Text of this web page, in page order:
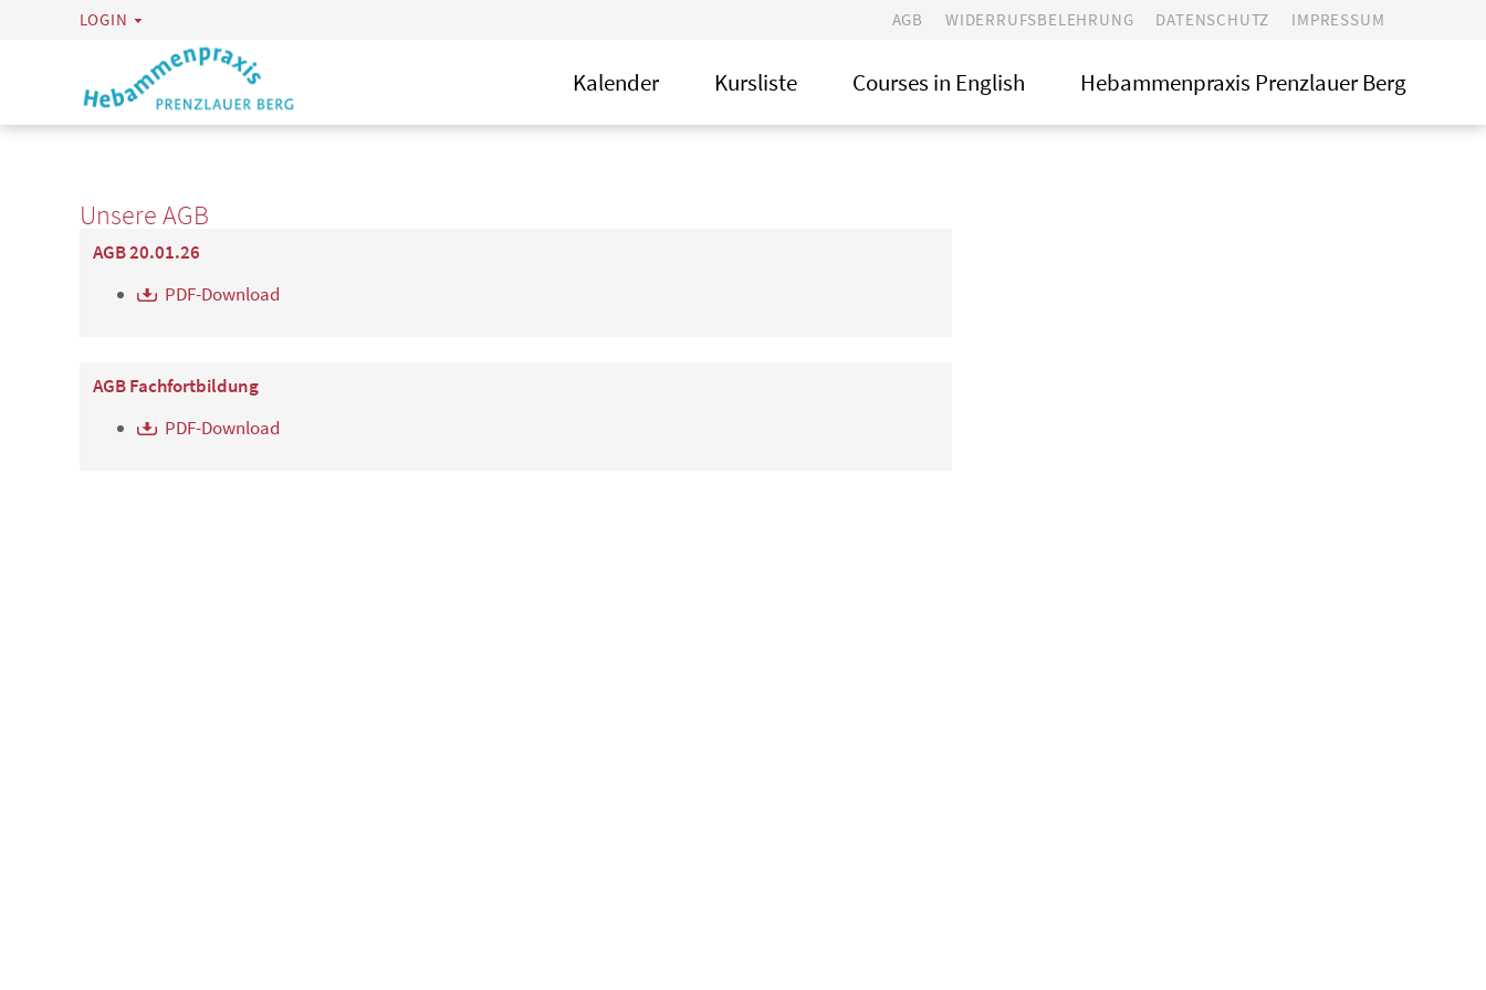
LOGIN AGB WIDERRUFSBELEHRUNG DATENSCHUTZ IMPRESSUM
Kalender Kursliste Courses in English Hebammenpraxis Prenzlauer Berg
Unsere AGB
AGB 20.01.26
PDF-Download
AGB Fachfortbildung
PDF-Download